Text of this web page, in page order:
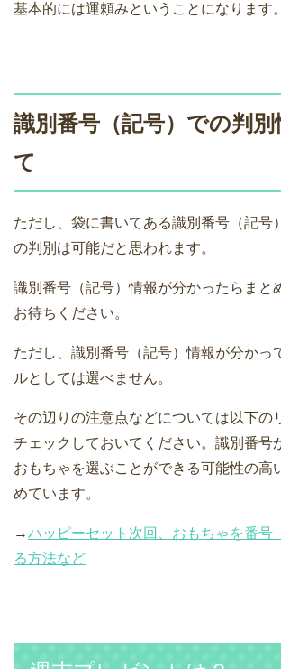
基本的には運頼みということになります。
識別番号（記号）での判
て
ただし、袋に書いてある識別番号（記号
の判別は可能だと思われます。
識別番号（記号）情報が分かったらまと
お待ちください。
ただし、識別番号（記号）情報が分かっ
ルとしては選べません。
その辺りの注意点などについては以下の
チェックしておいてください。識別番号
おもちゃを選ぶことができる可能性の高
めています。
→ハッピーセット次回、おもちゃを番号
る方法など